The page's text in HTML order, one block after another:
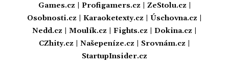
Games.cz
Profigamers.cz ZeStolu.cz
Osobnosti.cz
Karaoketexty.cz Úschovna.cz
Nedd.cz
Moulík.cz Fights.cz Dokina.cz
CZhity.cz
Našepeníze.cz Srovnám.cz
StartupInsider.cz